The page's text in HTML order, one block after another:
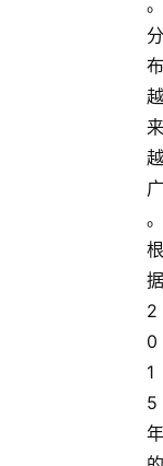
。
分
布
越
来
越
广
。
根
据
2
0
1
5
年